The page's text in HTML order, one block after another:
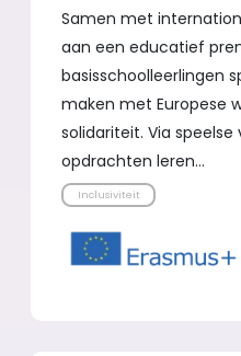
Samen met
aan een educatief
basisschoolleerlingen
maken met Europese
solidariteit. Via
opdrachten leren…
Inclusiviteit